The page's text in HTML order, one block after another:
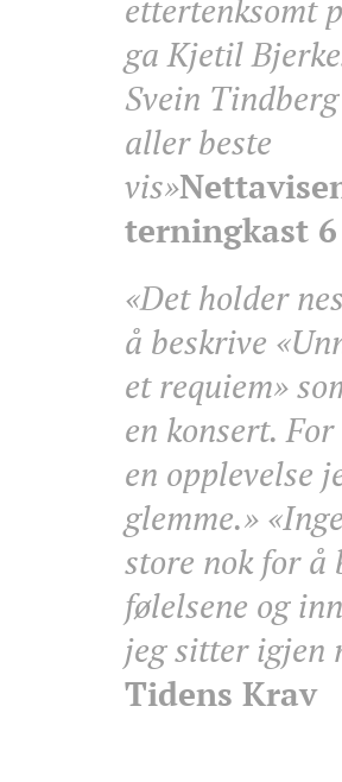
ettertenksomt
ga Kjetil
Svein
aller beste
vis»
terningkast 6
«Det holder
å beskrive
et requiem»
en konsert.
en opplevelse
glemme.»
store nok for å
følelsene og
jeg sitter igjen
Tidens Krav